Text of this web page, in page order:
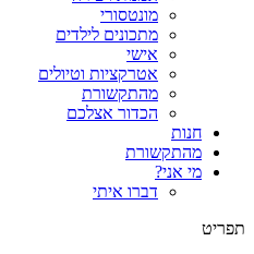
מונטסורי
מתכונים לילדים
אישי
אטרקציות וטיולים
מהתקשורת
הכדור אצלכם
חנות
מהתקשורת
מי אני?
דברו איתי
תפריט